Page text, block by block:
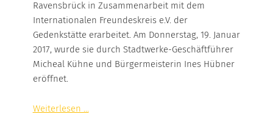
KOCHGAS
MARKTPARTNER
Ravensbrück in Zusammenarbeit mit dem
Internationalen Freundeskreis e.V. der
Gedenkstätte erarbeitet. Am Donnerstag, 19. Januar
2017, wurde sie durch Stadtwerke-Geschäftführer
Micheal Kühne und Bürgermeisterin Ines Hübner
eröffnet.
Weiterlesen ...